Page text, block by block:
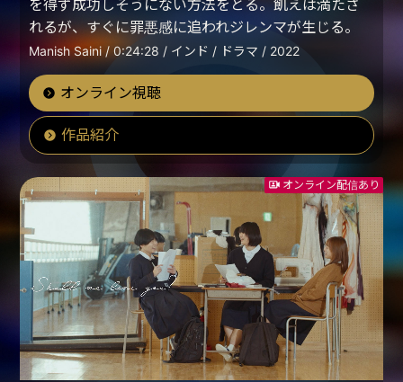
を得ず成功しそうにない方法をとる。飢えは満たさ
れるが、すぐに罪悪感に追われジレンマが生じる。
Manish Saini / 0:24:28 / インド / ドラマ / 2022
オンライン視聴
作品紹介
オンライン配信あり